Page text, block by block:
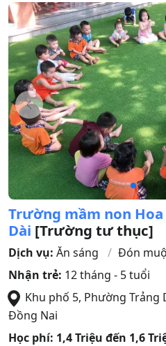
Trường mầm non Hoa
Dài [Trường tư thục]
Dịch vụ: Ăn sáng Đón
Nhận trẻ: 12 tháng - 5 tuổi
Khu phố 5, Phường Trảng
Đồng Nai
Học phí: 1,4 Triệu đến 1,6